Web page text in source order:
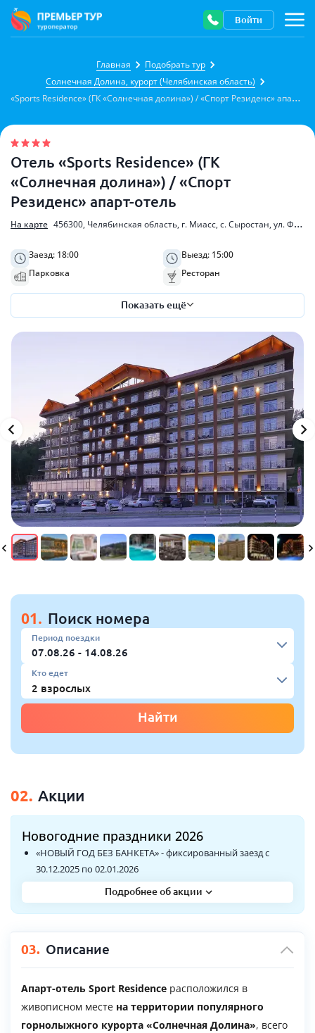
Войти
Описание санатория
Главная
Подобрать тур
Солнечная Долина, курорт (Челябинская область)
«
Sports Residence» (ГК «Солнечная долина») / «Спорт Резиденс» апарт-отель
Отель «Sports Residence» (ГК
«Солнечная долина») / «Спорт
Резиденс» апарт-отель
На карте 456300, Челябинская область, г. Миасс, с. Сыростан, ул. Фёдора Конюхова, 5
Заезд: 18:00
Парковка
Выезд: 15:00
Ресторан
Показать ещё
01. Поиск номера
Период поездки
Кто едет
Найти
02. Акции
Новогодние праздники 2026
«НОВЫЙ ГОД БЕЗ БАНКЕТА» - фиксированный заезд с
30.12.2025 по 02.01.2026
«НОВОГОДНИЕ КАНИКУЛЫ» - фиксированные заезды
02.01- 05.01.2026, 05.01-08.01.2026
Подробнее об акции
03. Описание
Апарт-отель Sport Residence расположился в
живописном месте на территории популярного
горнолыжного курорта «Солнечная Долина», всего